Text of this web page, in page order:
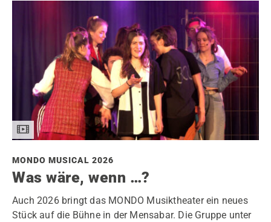
MONDO MUSICAL 2026
Was wäre, wenn …?
Auch 2026 bringt das MONDO Musiktheater ein neues
Stück auf die Bühne in der Mensabar. Die Gruppe unter